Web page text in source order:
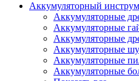
Аккумуляторный
Аккумуляторные
Аккумуляторные
Аккумуляторные
Аккумуляторные
Аккумуляторные
Аккумуляторные